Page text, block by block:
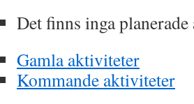
Det finns inga
Gamla aktiviteter
Kommande aktiviteter